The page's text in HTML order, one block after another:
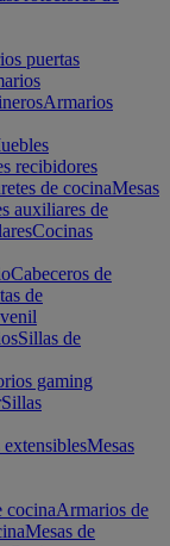
puertas
Armarios
recibidores
de cocinaMesas
auxiliares de
Cocinas
Cabeceros de
de
Sillas de
gaming
Sillas
extensiblesMesas
cocinaArmarios de
Mesas de